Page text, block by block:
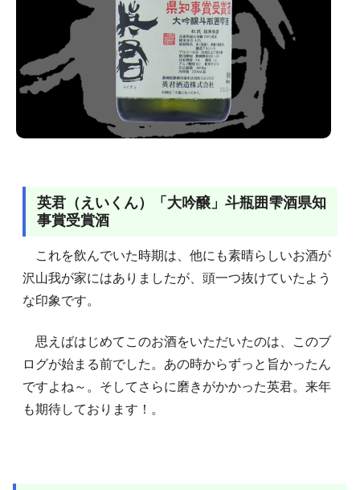
英君（えいくん）「大吟醸」斗瓶囲雫酒県知
事賞受賞酒
これを飲んでいた時期は、他にも素晴らしいお酒が
沢山我が家にはありましたが、頭一つ抜けていたよう
な印象です。
思えばはじめてこのお酒をいただいたのは、このブ
ログが始まる前でした。あの時からずっと旨かったん
ですよね～。そしてさらに磨きがかかった英君。来年
も期待しております！。